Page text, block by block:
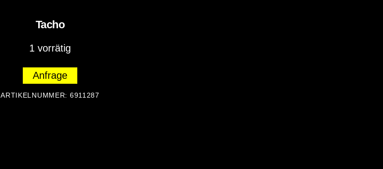
Tacho
1 vorrätig
Anfrage
ARTIKELNUMMER: 6911287